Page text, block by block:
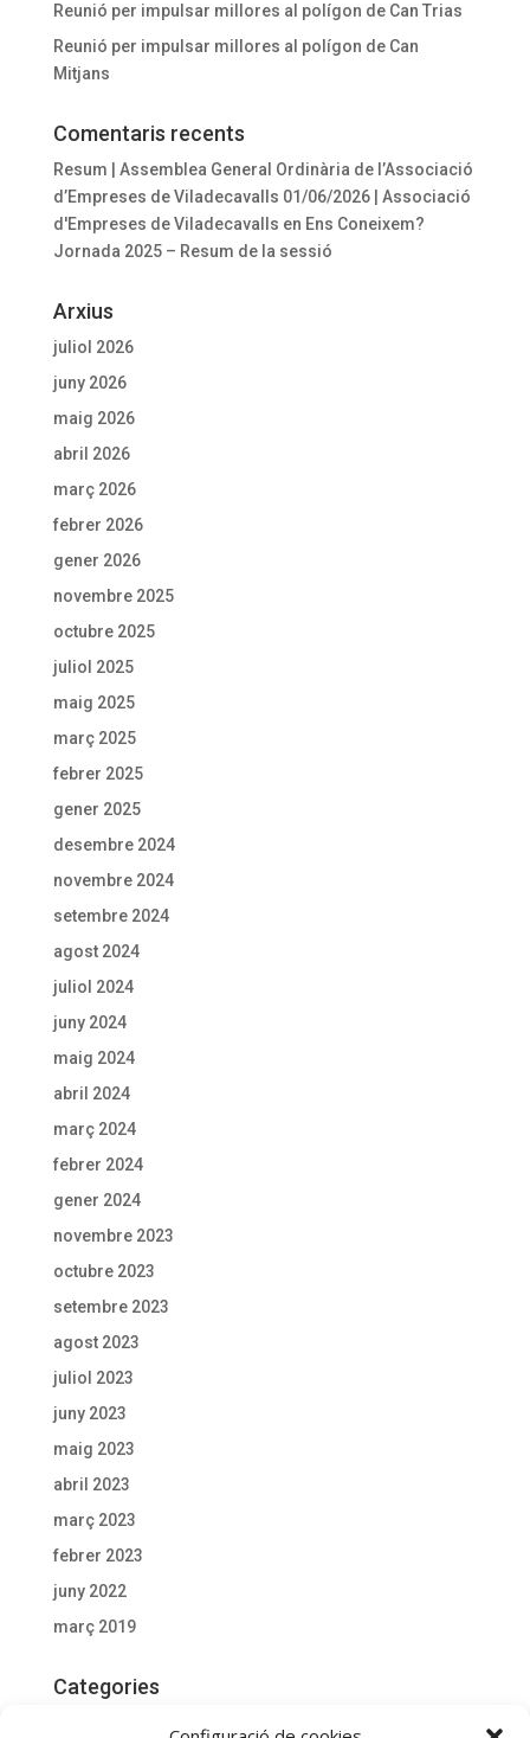
Reunió per impulsar millores al polígon de Can Trias
Reunió per impulsar millores al polígon de Can
Mitjans
Comentaris recents
Resum | Assemblea General Ordinària de l’Associació
d’Empreses de Viladecavalls 01/06/2026 | Associació
d'Empreses de Viladecavalls en Ens Coneixem?
Jornada 2025 – Resum de la sessió
Arxius
juliol 2026
juny 2026
maig 2026
abril 2026
març 2026
febrer 2026
gener 2026
novembre 2025
octubre 2025
juliol 2025
maig 2025
març 2025
febrer 2025
gener 2025
desembre 2024
novembre 2024
setembre 2024
agost 2024
juliol 2024
juny 2024
maig 2024
abril 2024
març 2024
febrer 2024
gener 2024
novembre 2023
octubre 2023
setembre 2023
agost 2023
juliol 2023
juny 2023
maig 2023
abril 2023
març 2023
febrer 2023
juny 2022
març 2019
Categories